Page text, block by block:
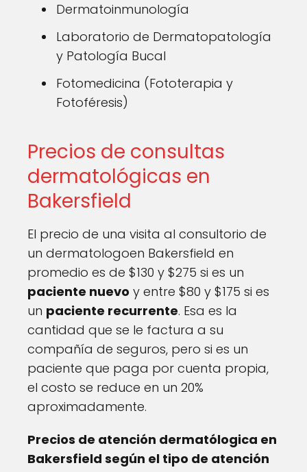
Dermatoinmunología
Laboratorio de Dermatopatología
y Patología Bucal
Fotomedicina (Fototerapia y
Fotoféresis)
Precios de consultas
dermatológicas en
Bakersfield
El precio de una visita al consultorio de
un dermatologoen Bakersfield en
promedio es de $130 y $275 si es un
paciente nuevo y entre $80 y $175 si es
un paciente recurrente. Esa es la
cantidad que se le factura a su
compañía de seguros, pero si es un
paciente que paga por cuenta propia,
el costo se reduce en un 20%
aproximadamente.
Precios de atención dermatólogica en
Bakersfield según el tipo de atención